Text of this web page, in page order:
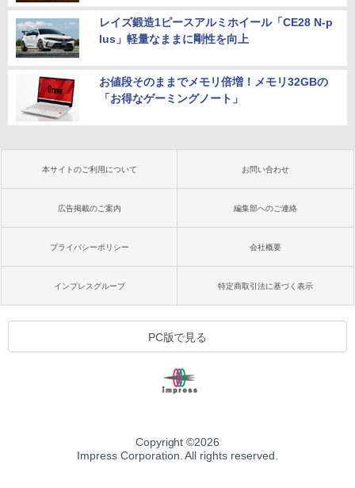
レイズ鍛造1ピースアルミホイール「CE28 N-p
lus」軽量なままに剛性を向上
お値段そのままでメモリ倍増！メモリ32GBの
「お得なゲーミングノート」
本サイトのご利用について お問い合わせ
広告掲載のご案内 編集部へのご連絡
プライバシーポリシー 会社概要
インプレスグループ 特定商取引法に基づく表示
PC版で見る
Copyright ©2026
Impress Corporation. All rights reserved.